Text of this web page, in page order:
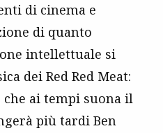
di cinema e
di quanto
intellettuale si
dei Red Red Meat:
che ai tempi suona il
più tardi Ben